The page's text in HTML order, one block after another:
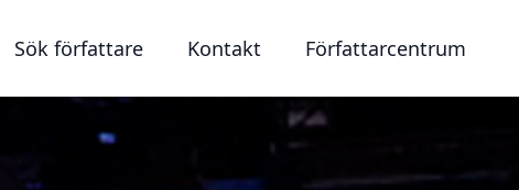
Sök författare Kontakt Författarcentrum